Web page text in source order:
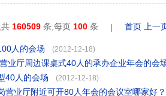
160509 条,每页 100 条 | 首页 上一
人的会场 (2012-12-18)
业厅周边课桌式40人的承办企业年会的会
40人的会场
(2012-12-18)
营业厅附近可开80人年会的会议室哪家好？